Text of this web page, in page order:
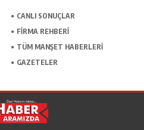
CANLI SONUÇLAR
FİRMA REHBERİ
TÜM MANŞET HABERLERİ
GAZETELER